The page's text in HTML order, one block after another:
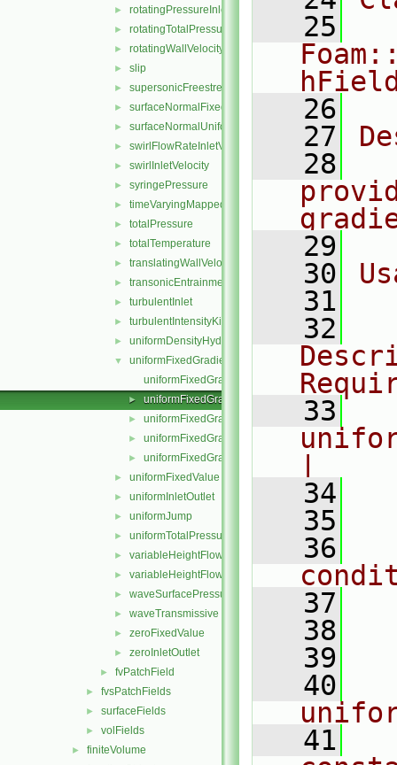
► rotatingPressureInletOutletVelocity
► rotatingTotalPressure
► rotatingWallVelocity
► slip
► supersonicFreestream
► surfaceNormalFixedValue
► surfaceNormalUniformFixedValue
► swirlFlowRateInletVelocity
► swirlInletVelocity
► syringePressure
► timeVaryingMappedFixedValue
► totalPressure
► totalTemperature
► translatingWallVelocity
► transonicEntrainmentPressure
► turbulentInlet
► turbulentIntensityKineticEnergyInlet
► uniformDensityHydrostaticPressure
▼
uniformFixedGradient
uniformFixedGradientFvPatchField.C
► uniformFixedGradientFvPatchField.H
► uniformFixedGradientFvPatchFields.C
► uniformFixedGradientFvPatchFields.H
► uniformFixedGradientFvPatchFieldsFwd.H
► uniformFixedValue
► uniformInletOutlet
► uniformJump
► uniformTotalPressure
► variableHeightFlowRate
► variableHeightFlowRateInletVelocity
► waveSurfacePressure
► waveTransmissive
► zeroFixedValue
► zeroInletOutlet
► fvPatchField
► fvsPatchFields
► surfaceFields
► volFields
► finiteVolume
   25
   26
   27
   28
   29
   30
   31
   32
   33
   34
   35
   36
   37
   38
   39
   40
   41